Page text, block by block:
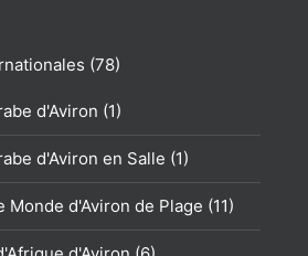
(78)
d'Aviron (1)
d'Aviron en Salle (1)
Monde d'Aviron de Plage (11)